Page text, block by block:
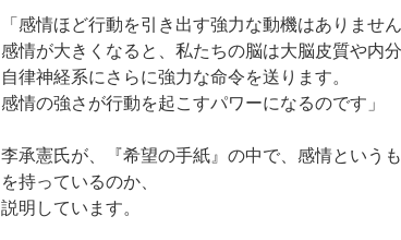
「感情ほど行動を引き出す強力な動機はありません
感情が大きくなると、私たちの脳は大脳皮質や内分
自律神経系にさらに強力な命令を送ります。
感情の強さが行動を起こすパワーになるのです」
李承憲氏が、『希望の手紙』の中で、感情という
を持っているのか、
説明しています。